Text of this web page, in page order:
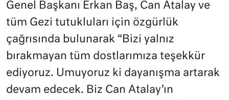
Genel Başkanı Erkan Baş, Can Atalay ve
tüm Gezi tutukluları için özgürlük
çağrısında bulunarak “Bizi yalnız
bırakmayan tüm dostlarımıza teşekkür
ediyoruz. Umuyoruz ki dayanışma artarak
devam edecek. Biz Can Atalay’ın